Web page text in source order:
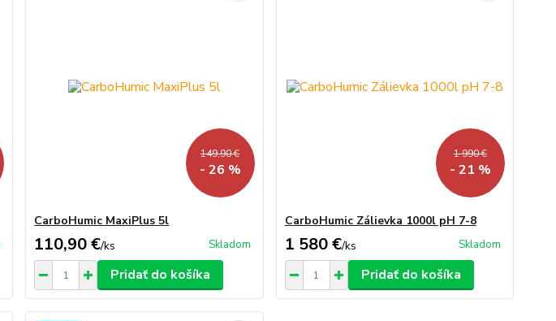
149,90 €
- 26 %
CarboHumic MaxiPlus 5l
110,90 €/ks Skladom
Pridať do košíka
1 990 €
- 21 %
CarboHumic Zálievka 1000l pH 7-8
1 580 €/ks Skladom
Pridať do košíka